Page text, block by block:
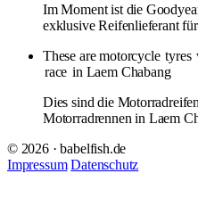
Im Moment ist die
exklusive Reifenlieferant
These are motorcycle tyres
race in Laem Chabang
Dies sind die
Motorradrennen in Laem
© 2026 · babelfish.de
Impressum Datenschutz